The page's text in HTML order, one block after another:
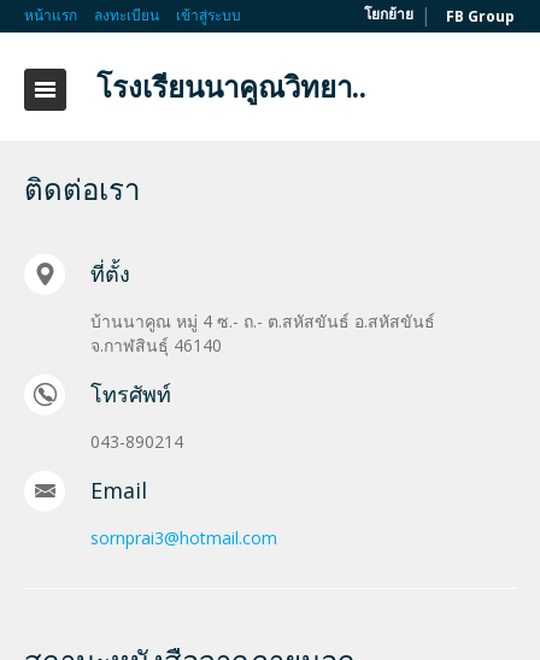
หน้าแรก ลงทะเบียน เข้าสู่ระบบ โยกย้าย | FB Group
โรงเรียนนาคูณวิทยา..
ติดต่อเรา
ที่ตั้ง
บ้านนาคูณ หมู่ 4 ซ.- ถ.- ต.สหัสขันธ์ อ.สหัสขันธ์
จ.กาฬสินธุ์ 46140
โทรศัพท์
043-890214
Email
sornprai3@hotmail.com